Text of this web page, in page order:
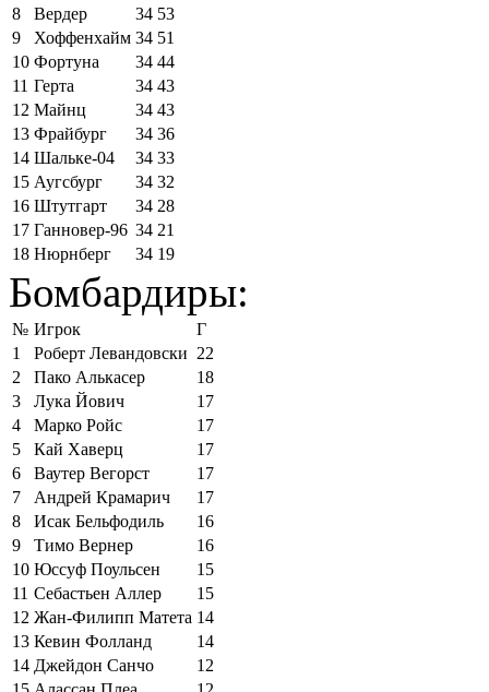
8
Вердер 34 53
9
Хоффенхайм 34 51
10 Фортуна 34 44
11 Герта 34 43
12 Майнц 34 43
13 Фрайбург 34 36
14 Шальке-04 34 33
15 Аугсбург 34 32
16 Штутгарт 34 28
17 Ганновер-96 34 21
18 Нюрнберг 34 19
Бомбардиры:
№ Игрок
Г
1
Роберт Левандовски 22
2
Пако Алькасер
18
3
Лука Йович
17
4
Марко Ройс
17
5
Кай Хаверц
17
6
Ваутер Вегорст
17
7
Андрей Крамарич
17
8
Исак Бельфодиль
16
9
Тимо Вернер
16
10 Юссуф Поульсен
15
11 Себастьен Аллер
15
12 Жан-Филипп Матета 14
13 Кевин Фолланд
14
14 Джейдон Санчо
12